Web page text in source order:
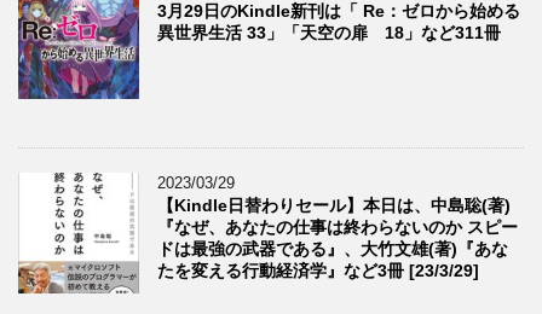
3月29日のKindle新刊は「 Re：ゼロから始める
異世界生活 33」「天空の扉 18」など311冊
2023/03/29
【Kindle日替わりセール】本日は、中島聡(著)
『なぜ、あなたの仕事は終わらないのか スピー
ドは最強の武器である』、大竹文雄(著)『あな
たを変える行動経済学』など3冊 [23/3/29]